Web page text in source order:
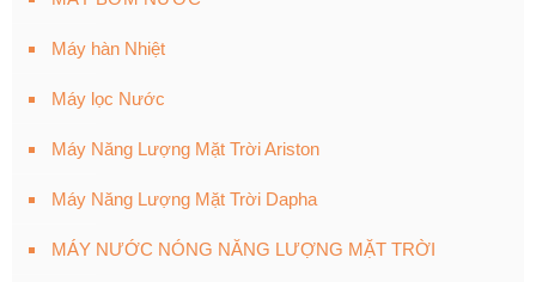
Máy hàn Nhiệt
Máy lọc Nước
Máy Năng Lượng Mặt Trời Ariston
Máy Năng Lượng Mặt Trời Dapha
MÁY NƯỚC NÓNG NĂNG LƯỢNG MẶT TRỜI